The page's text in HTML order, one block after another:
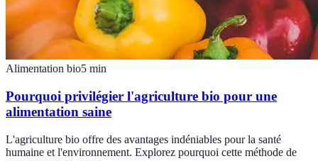
Alimentation bio5 min
Pourquoi privilégier l'agriculture bio pour une
alimentation saine
L'agriculture bio offre des avantages indéniables pour la santé
humaine et l'environnement. Explorez pourquoi cette méthode de